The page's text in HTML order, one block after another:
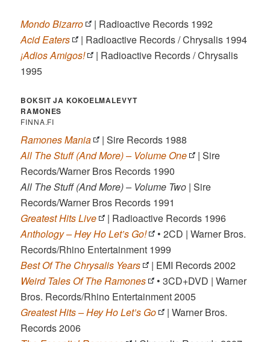
Mondo Bizarro
| Radioactive Records 1992
Acid Eaters
| Radioactive Records / Chrysalis 1994
¡Adios Amigos!
| Radioactive Records / Chrysalis
1995
BOKSIT JA KOKOELMALEVYT
RAMONES
FINNA.FI
Ramones Mania
| Sire Records 1988
All The Stuff (And More) – Volume One
| Sire
Records/Warner Bros Records 1990
All The Stuff (And More) – Volume Two | Sire
Records/Warner Bros Records 1991
Greatest Hits Live
| Radioactive Records 1996
Anthology – Hey Ho Let’s Go!
• 2CD | Warner Bros.
Records/Rhino Entertainment 1999
Best Of The Chrysalis Years
| EMI Records 2002
Weird Tales Of The Ramones
• 3CD+DVD | Warner
Bros. Records/Rhino Entertainment 2005
Greatest Hits – Hey Ho Let’s Go
| Warner Bros.
Records 2006